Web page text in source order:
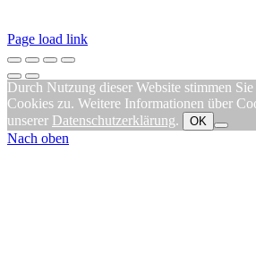
Page load link
Durch Nutzung dieser Website stimmen
Cookies zu. Weitere Informationen über
unserer Datenschutzerklärung. OK
Nach oben